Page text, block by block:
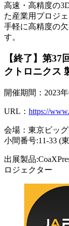
高速・高精度の
た産業用プロジェ
手軽に高精度の
す。
【終了】第37
クトロニクス
開催期間：2023
URL： https://
会場：東京ビッグ
小間番号:11-33 (
出展製品
ロジェクター